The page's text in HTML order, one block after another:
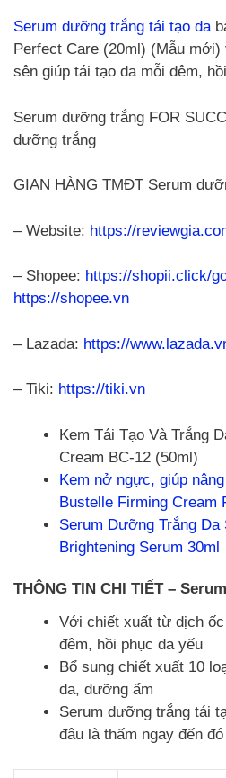
Serum dưỡng trắng tái tạo da
Perfect Care (20ml) (Mẫu
sên giúp tái tạo da mỗi đêm,
Serum dưỡng trắng FOR
dưỡng trắng
GIAN HÀNG TMĐT Serum
– Website: https://
– Shopee: https://shopii.click/
https://shopee.vn
– Lazada: https://
– Tiki: https://tiki.vn
Kem Tái Tạo Và Trắng
Cream BC-12 (50ml)
Kem nở ngực, giúp
Bustelle Firming Cream
Serum Dưỡng Trắng Da
Brightening Serum 30ml
THÔNG TIN CHI TIẾT –
Với chiết xuất từ dịch
đêm, hồi phục da yếu
Bổ sung chiết xuất 10
da, dưỡng ẩm
Serum dưỡng trắng tái
đâu là thấm ngay đến